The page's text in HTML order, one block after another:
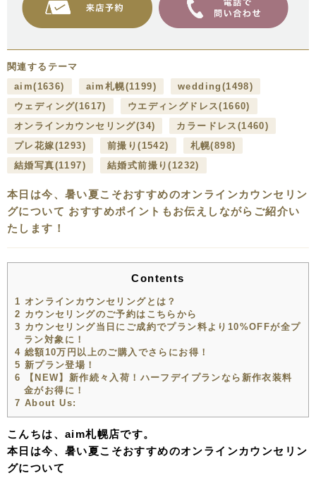
関連するテーマ
aim(1636) aim札幌(1199) wedding (1498)
ウェディング(1617) ウエディングドレス(1660)
オンラインカウンセリング(34) カラードレス (1460)
プレ花嫁(1293) 前撮り(1542) 札幌(898)
結婚写真(1197) 結婚式前撮り(1232)
本日は今、暑い夏こそおすすめのオンラインカウンセリン
グについて おすすめポイントもお伝えしながらご紹介い
たします！
Contents
1 オンラインカウンセリングとは？
2 カウンセリングのご予約はこちらから
3 カウンセリング当日にご成約でプラン料より10%OFFが全プ
ラン対象に！
4 総額10万円以上のご購入でさらにお得！
5 新プラン登場！
6 【NEW】新作続々入荷！ハーフデイプランなら新作衣装料
金がお得に！
7 About Us:
こんちは、aim札幌店です。
本日は今、暑い夏こそおすすめのオンラインカウンセリン
グについて